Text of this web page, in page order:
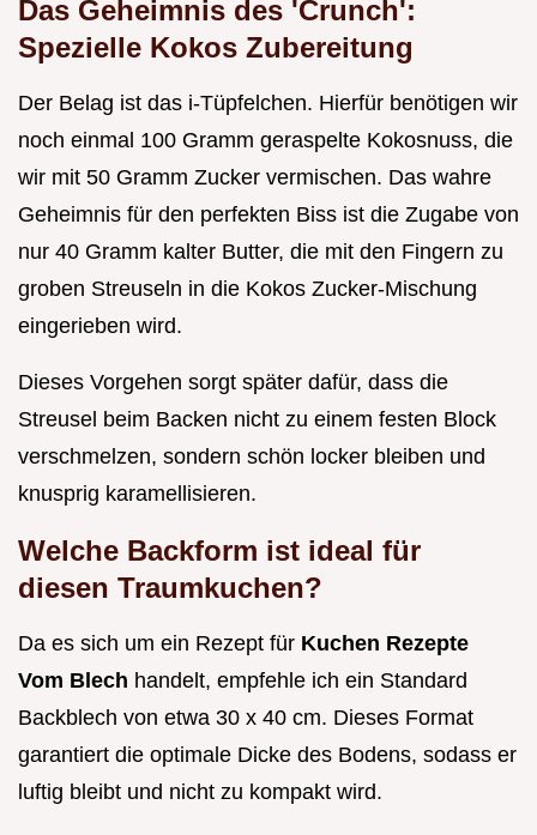
Das Geheimnis des 'Crunch':
Spezielle Kokos Zubereitung
Der Belag ist das i-Tüpfelchen. Hierfür benötigen wir
noch einmal 100 Gramm geraspelte Kokosnuss, die
wir mit 50 Gramm Zucker vermischen. Das wahre
Geheimnis für den perfekten Biss ist die Zugabe von
nur 40 Gramm kalter Butter, die mit den Fingern zu
groben Streuseln in die Kokos Zucker-Mischung
eingerieben wird.
Dieses Vorgehen sorgt später dafür, dass die
Streusel beim Backen nicht zu einem festen Block
verschmelzen, sondern schön locker bleiben und
knusprig karamellisieren.
Welche Backform ist ideal für
diesen Traumkuchen?
Da es sich um ein Rezept für Kuchen Rezepte
Vom Blech handelt, empfehle ich ein Standard
Backblech von etwa 30 x 40 cm. Dieses Format
garantiert die optimale Dicke des Bodens, sodass er
luftig bleibt und nicht zu kompakt wird.